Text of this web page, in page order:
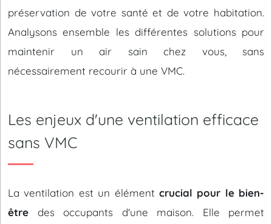
préservation de votre santé et de votre habitation.
Analysons ensemble les différentes solutions pour
maintenir un air sain chez vous, sans
nécessairement recourir à une VMC.
Les enjeux d'une ventilation efficace
sans VMC
La ventilation est un élément crucial pour le bien-
être des occupants d'une maison. Elle permet